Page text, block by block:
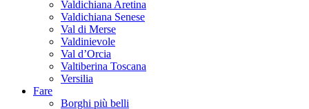
Valdichiana Aretina
Valdichiana Senese
Val di Merse
Valdinievole
Val d’Orcia
Valtiberina Toscana
Versilia
Fare
Borghi più belli